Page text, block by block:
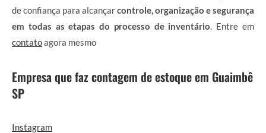
de confiança para alcançarcontrole, organização e segurança
em todas as etapas do processo de inventário . Entre em
contatoagora mesmo
Empresa que faz contagem de estoque em Guaimbê
SP
Instagram